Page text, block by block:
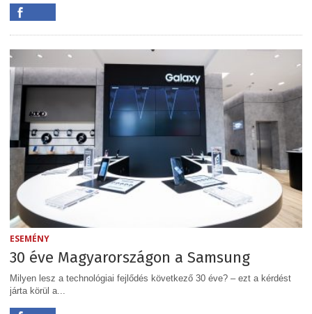
ESEMÉNY
30 éve Magyarországon a Samsung
Milyen lesz a technológiai fejlődés következő 30 éve? – ezt a kérdést
járta körül a...